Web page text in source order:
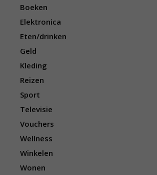
Boeken
Elektronica
Eten/drinken
Geld
Kleding
Reizen
Sport
Televisie
Vouchers
Wellness
Winkelen
Wonen